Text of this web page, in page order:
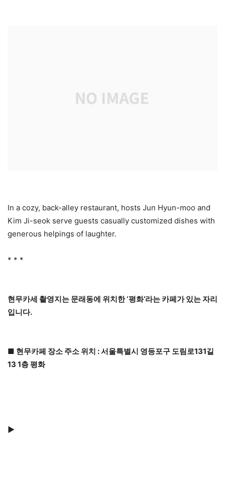
In a cozy, back-alley restaurant, hosts Jun Hyun-moo and
Kim Ji-seok serve guests casually customized dishes with
generous helpings of laughter.
* * *
현무카세 촬영지는 문래동에 위치한 ‘평화’라는 카페가 있는 자리
입니다.
■ 현무카페 장소 주소 위치 : 서울특별시 영등포구 도림로131길
13 1층 평화
▶